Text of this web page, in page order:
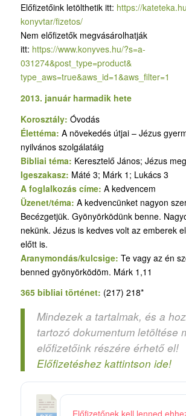
Előfizetőink letölthetik itt: https://
konyvtar/fizetos/
Nem előfizetők megvásárolhatják
itt: https://www.konyves.hu/?s=a-
031274&post_type=product&
type_aws=true&aws_id=1&aws_ filter=1
2013. január harmadik hete
Korosztály: Óvodás
Élettéma: A növekedés útjai – Jézus
nyilvános szolgálatáig
Bibliai téma: Keresztelő János; Jézus
Igeszakasz: Máté 3; Márk 1; Lukács 3
A foglalkozás címe: A kedvencem
Üzenet/téma: A kedvencünket nagyon
Becézgetjük. Gyönyörködünk benne.
nekünk. Jézus is kedves volt az emberek
előtt is.
Aranymondás/kulcsige: Te vagy az én
benned gyönyörködöm. Márk 1,11
365 bibliai történet: (217) 218*
Mindezek a tartalmak, és a
tartozó dokumentum letöltése
előfizetőink részére érhető el!
Előfizetéshez kattintson ide!
5